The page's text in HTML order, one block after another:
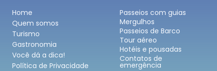
Home
Quem somos
Turismo
Gastronomia
Você dá a dica!
Política de Privacidade
Passeios com guias
Mergulhos
Passeios de Barco
Tour aéreo
Hotéis e pousadas
Contatos de
emergência